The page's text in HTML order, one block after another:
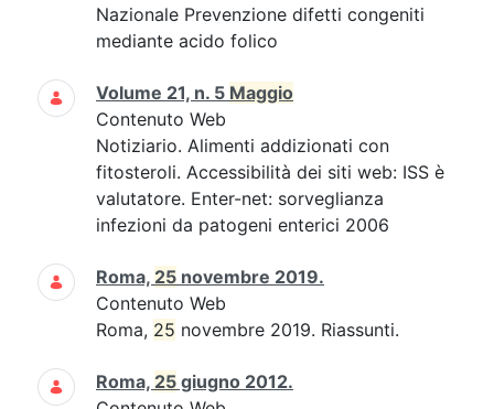
Nazionale Prevenzione difetti congeniti
mediante acido folico
Volume 21, n. 5 Maggio
Contenuto Web
Notiziario. Alimenti addizionati con
fitosteroli. Accessibilità dei siti web: ISS è
valutatore. Enter-net: sorveglianza
infezioni da patogeni enterici 2006
Roma, 25 novembre 2019.
Contenuto Web
Roma, 25 novembre 2019. Riassunti.
Roma, 25 giugno 2012.